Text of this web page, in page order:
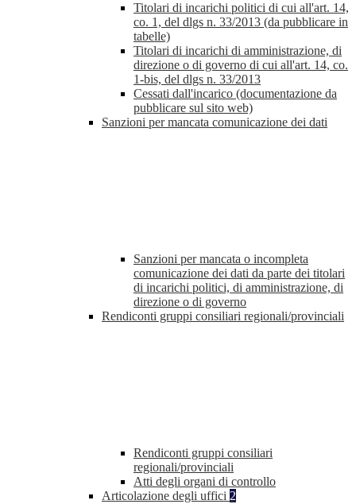
Titolari di incarichi politici di cui all'art. 14,
co. 1, del dlgs n. 33/2013 (da pubblicare in
tabelle)
Titolari di incarichi di amministrazione, di
direzione o di governo di cui all'art. 14, co.
1-bis, del dlgs n. 33/2013
Cessati dall'incarico (documentazione da
pubblicare sul sito web)
Sanzioni per mancata comunicazione dei dati
Sanzioni per mancata o incompleta
comunicazione dei dati da parte dei titolari
di incarichi politici, di amministrazione, di
direzione o di governo
Rendiconti gruppi consiliari regionali/provinciali
Rendiconti gruppi consiliari
regionali/provinciali
Atti degli organi di controllo
Articolazione degli uffici 2